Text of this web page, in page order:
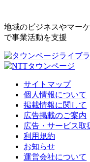
地域のビジネスやマー
で事業活動を支援
サイトマップ
個人情報について
掲載情報に関して
広告掲載のご案内
広告・サービス取
利用規約
お知らせ
運営会社について